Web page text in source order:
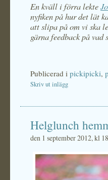
En kväll i förra lekte
nyfiken på hur det lät
att slipa på om vi ska
gärna feedback på
Publicerad i pickipicki,
Skriv ut inlägg
Helglunch
den 1 september 2012, kl